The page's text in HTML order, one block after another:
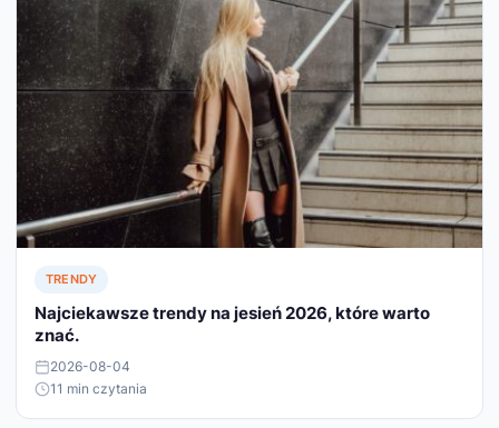
TRENDY
Najciekawsze trendy na jesień 2026, które warto
znać.
2026-08-04
11 min czytania